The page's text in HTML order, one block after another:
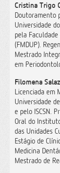
Cristina Trigo
Doutoramento
Universidade
pela
(FMDUP).
Mestrado
em
Filomena
Licenciada em
Universidade
e pelo ISCSN.
Oral do
das Unidades
Estágio de
Medicina
Mestrado de